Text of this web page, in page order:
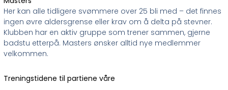
Her kan alle tidligere svømmere over 25 bli med – det finnes
ingen øvre aldersgrense eller krav om å delta på stevner.
Klubben har en aktiv gruppe som trener sammen, gjerne
badstu etterpå. Masters ønsker alltid nye medlemmer
velkommen.
Treningstidene til partiene våre